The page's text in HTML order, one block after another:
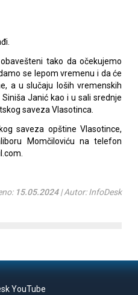
tako da očekujemo
se lepom vremenu i da će
a u slučaju loših vremenskih
Janić kao i u sali srednje
saveza Vlasotinca.
saveza opštine Vlasotince,
Momčiloviću na telefon
15.05.2024| Autor: InfoDesk
YouTube